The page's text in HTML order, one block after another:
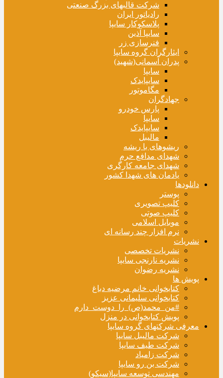
شرکت قالبهای بزرگ صنعتی
رادیاتور ایران
پلاسکوکار سایپا
سایپا آذین
فنرسازی زر
ایثارگران گروه سایپا
پدران آسمانی(شهید)
سایپا
سایپایدک
مگاموتور
جهادگران
پارس خودرو
سایپا
سایپایدک
مالیبل
ریشوهای با ریشه
شهدای مدافع حرم
شهدای جامعه کارگری
یادمان های شهدا کشور
دانلودها
پوستر
کلیپ تصویری
کلیپ صوتی
موبایل اسلامی
نرم افزار چند رسانه ای
نشریات
نشریات تخصصی
نشریه نارنجی سایپا
نشریه رضوان
پویش ها
کتابخوانی خانم مرضیه دباغ
کتابخوانی سلیمانی عزیز
#من_محمد(ص)_را_دوست_دارم
پویش کتابخوانی در منزل
معرفی شرکتهای گروه سایپا
شرکت مالیبل سایپا
شرکت طیف سایپا
شرکت زامیاد
شرکت بن رو سایپا
مهندسی توسعه سایپا(سیکو)